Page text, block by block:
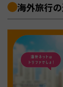
海外旅行